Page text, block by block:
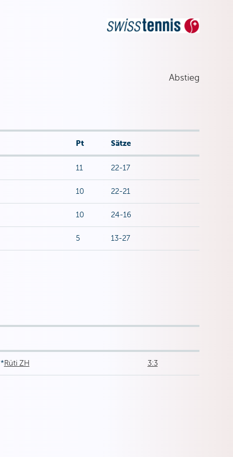
Abstieg
Pt Sätze
11 22-17
10 22-21
10 24-16
5 13-27
*Rüti ZH 3:3